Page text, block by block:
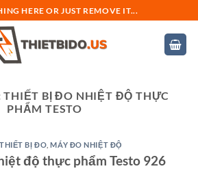
HERE OR JUST REMOVE IT...
THIẾT BỊ ĐO NHIỆT ĐỘ THỰC
PHẨM TESTO
BỊ ĐO ,MÁY ĐO NHIỆT ĐỘ
độ thực phẩm Testo 926